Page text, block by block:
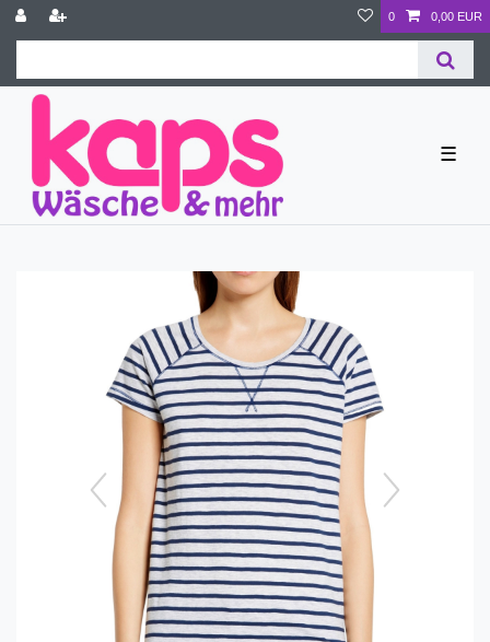
0 0,00 EUR
☰